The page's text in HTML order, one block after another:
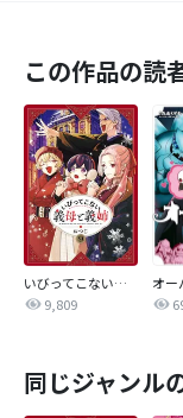
この作品の読
いびってこない義母と義姉
9,809
同じジャンル